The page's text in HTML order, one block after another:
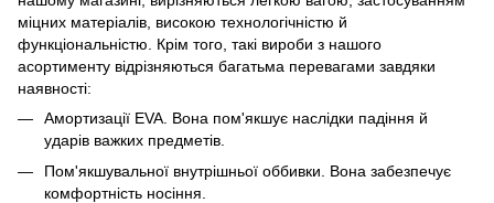
міцних матеріалів, високою технологічністю й
функціональністю. Крім того, такі вироби з нашого
асортименту відрізняються багатьма перевагами завдяки
наявності:
Амортизації EVA. Вона пом'якшує наслідки падіння й
ударів важких предметів.
Пом'якшувальної внутрішньої оббивки. Вона забезпечує
комфортність носіння.